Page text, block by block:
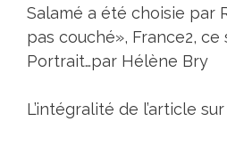
Salamé a été choisie par
pas couché», France2, ce
Portrait…par Hélène Bry
L’intégralité de l’article sur